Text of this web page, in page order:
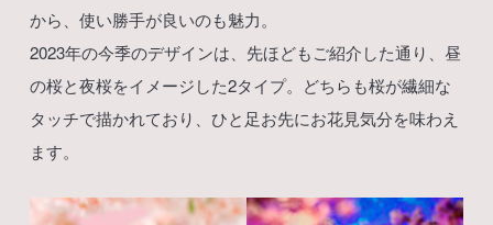
から、使い勝手が良いのも魅力。
2023年の今季のデザインは、先ほどもご紹介した通り、昼
の桜と夜桜をイメージした2タイプ。どちらも桜が繊細な
タッチで描かれており、ひと足お先にお花見気分を味わえ
ます。